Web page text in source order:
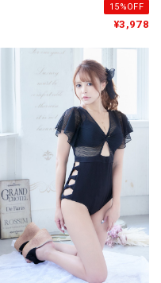
15%OFF
¥3,978